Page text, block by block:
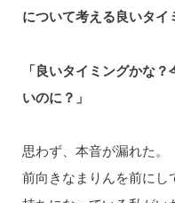
について考える良いタイ
「良いタイミングかな
いのに？」
思わず、本音が漏れた。
前向きなまりんを前に